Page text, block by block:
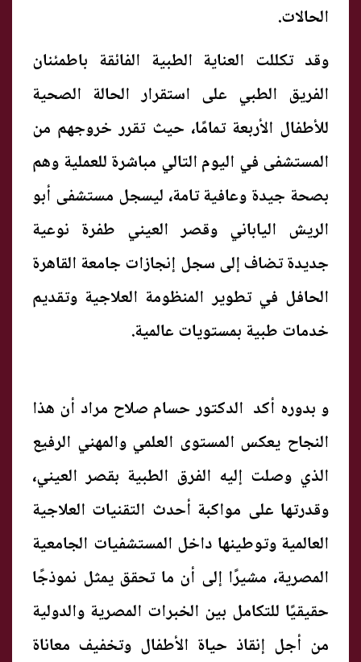
الحالات.
وقد تكللت العناية الطبية الفائقة باطمئنان
الفريق الطبي على استقرار الحالة الصحية
للأطفال الأربعة تمامًا، حيث تقرر خروجهم من
المستشفى في اليوم التالي مباشرة للعملية وهم
بصحة جيدة وعافية تامة، ليسجل مستشفى أبو
الريش الياباني وقصر العيني طفرة نوعية
جديدة تضاف إلى سجل إنجازات جامعة القاهرة
الحافل في تطوير المنظومة العلاجية وتقديم
خدمات طبية بمستويات عالمية.
و بدوره أكد الدكتور حسام صلاح مراد أن هذا
النجاح يعكس المستوى العلمي والمهني الرفيع
الذي وصلت إليه الفرق الطبية بقصر العيني،
وقدرتها على مواكبة أحدث التقنيات العلاجية
العالمية وتوطينها داخل المستشفيات الجامعية
المصرية، مشيرًا إلى أن ما تحقق يمثل نموذجًا
حقيقيًا للتكامل بين الخبرات المصرية والدولية
من أجل إنقاذ حياة الأطفال وتخفيف معاناة